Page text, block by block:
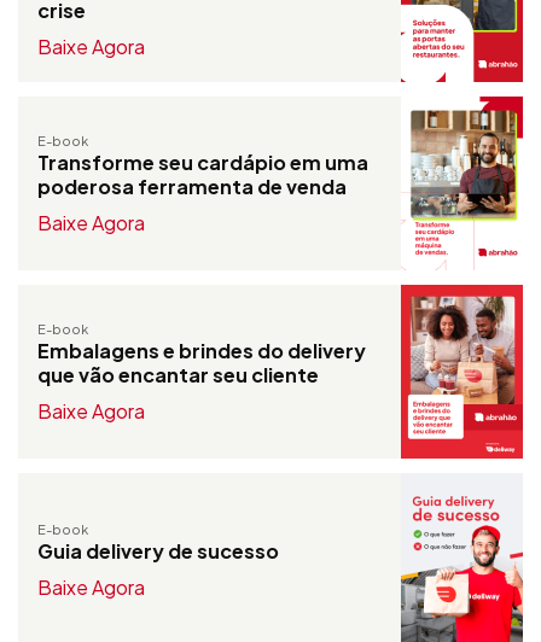
crise
Baixe Agora
E-book
Transforme seu cardápio em uma
poderosa ferramenta de venda
Baixe Agora
E-book
Embalagens e brindes do delivery
que vão encantar seu cliente
Baixe Agora
E-book
Guia delivery de sucesso
Baixe Agora